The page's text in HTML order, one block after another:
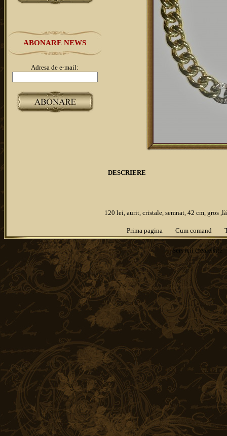
ABONARE NEWS
Adresa de e-mail:
DESCRIERE
120 lei, aurit, cristale, semnat, 42 cm, gros
Prima pagina Cum comand
Servicii creare site